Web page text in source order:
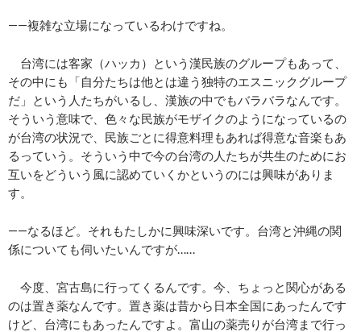
――複雑な立場になっているわけですね。
台湾には客家（ハッカ）という漢民族のグループもあって、
その中にも「自分たちは他とは違う独特のエスニックグループ
だ」という人たちがいるし、漢族の中でもバラバラなんです。
そういう意味で、色々な民族がモザイクのようになっているの
が台湾の状況で、民族ごとに得意料理もあれば得意な音楽もあ
るっていう。そういう中で今の台湾の人たちが共生のためにお
互いをどういう風に認めていくかというのには興味がありま
す。
――なるほど。それもたしかに興味深いです。台湾と沖縄の関
係についても伺いたいんですが……
今度、宮古島に行ってくるんです。今、ちょっと関心がある
のは置き薬なんです。置き薬は昔から日本全国にあったんです
けど、台湾にもあったんですよ。富山の薬売りが台湾まで行っ